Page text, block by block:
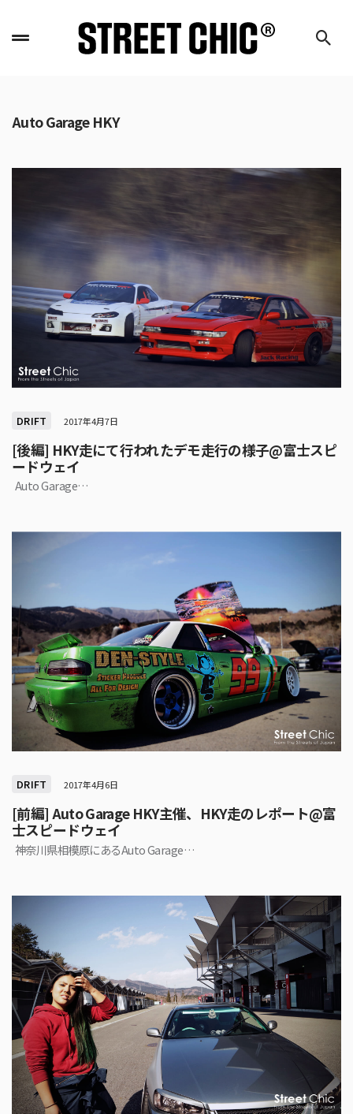
Auto Garage HKY
DRIFT 2017年4月7日
[後編] HKY走にて行われたデモ走行の様子@富士スピ
ードウェイ
Auto Garage…
DRIFT 2017年4月6日
[前編] Auto Garage HKY主催、HKY走のレポート@富
士スピードウェイ
神奈川県相模原にあるAuto Garage…